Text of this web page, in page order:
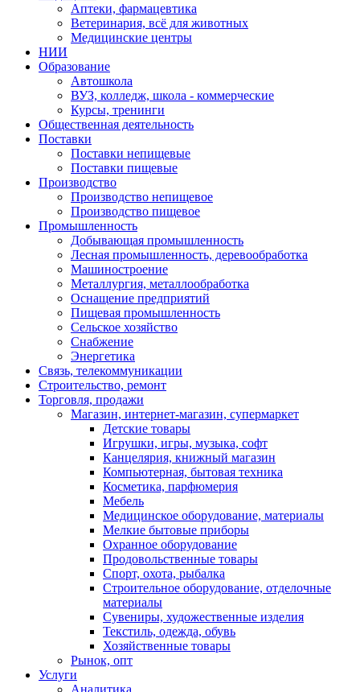
Аптеки, фармацевтика
Ветеринария, всё для животных
Медицинские центры
НИИ
Образование
Автошкола
ВУЗ, колледж, школа - коммерческие
Курсы, тренинги
Общественная деятельность
Поставки
Поставки непищевые
Поставки пищевые
Производство
Производство непищевое
Производство пищевое
Промышленность
Добывающая промышленность
Лесная промышленность, деревообработка
Машиностроение
Металлургия, металлообработка
Оснащение предприятий
Пищевая промышленность
Сельское хозяйство
Снабжение
Энергетика
Связь, телекоммуникации
Строительство, ремонт
Торговля, продажи
Магазин, интернет-магазин, супермаркет
Детские товары
Игрушки, игры, музыка, софт
Канцелярия, книжный магазин
Компьютерная, бытовая техника
Косметика, парфюмерия
Мебель
Медицинское оборудование, материалы
Мелкие бытовые приборы
Охранное оборудование
Продовольственные товары
Спорт, охота, рыбалка
Строительное оборудование, отделочные
материалы
Сувениры, художественные изделия
Текстиль, одежда, обувь
Хозяйственные товары
Рынок, опт
Услуги